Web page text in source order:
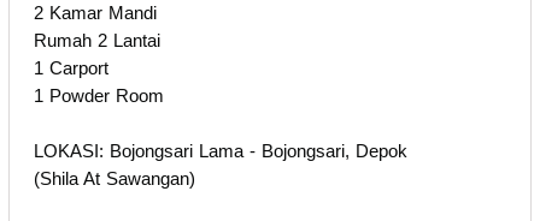
2 Kamar Mandi
Rumah 2 Lantai
1 Carport
1 Powder Room
LOKASI: Bojongsari Lama - Bojongsari, Depok
(Shila At Sawangan)